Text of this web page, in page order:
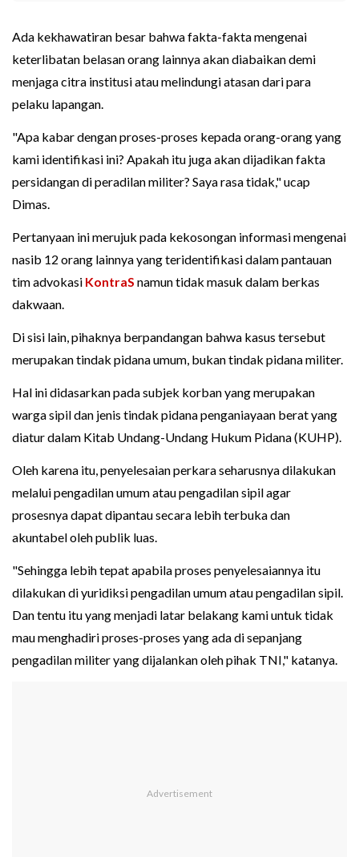
Ada kekhawatiran besar bahwa fakta-fakta mengenai
keterlibatan belasan orang lainnya akan diabaikan demi
menjaga citra institusi atau melindungi atasan dari para
pelaku lapangan.
"Apa kabar dengan proses-proses kepada orang-orang yang
kami identifikasi ini? Apakah itu juga akan dijadikan fakta
persidangan di peradilan militer? Saya rasa tidak," ucap
Dimas.
Pertanyaan ini merujuk pada kekosongan informasi mengenai
nasib 12 orang lainnya yang teridentifikasi dalam pantauan
tim advokasi KontraS namun tidak masuk dalam berkas
dakwaan.
Di sisi lain, pihaknya berpandangan bahwa kasus tersebut
merupakan tindak pidana umum, bukan tindak pidana militer.
Hal ini didasarkan pada subjek korban yang merupakan
warga sipil dan jenis tindak pidana penganiayaan berat yang
diatur dalam Kitab Undang-Undang Hukum Pidana (KUHP).
Oleh karena itu, penyelesaian perkara seharusnya dilakukan
melalui pengadilan umum atau pengadilan sipil agar
prosesnya dapat dipantau secara lebih terbuka dan
akuntabel oleh publik luas.
"Sehingga lebih tepat apabila proses penyelesaiannya itu
dilakukan di yuridiksi pengadilan umum atau pengadilan sipil.
Dan tentu itu yang menjadi latar belakang kami untuk tidak
mau menghadiri proses-proses yang ada di sepanjang
pengadilan militer yang dijalankan oleh pihak TNI," katanya.